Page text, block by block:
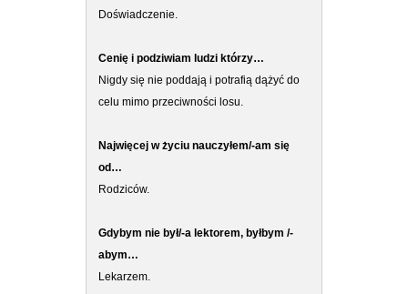
Doświadczenie.
Cenię i podziwiam ludzi którzy…
Nigdy się nie poddają i potrafią dążyć do
celu mimo przeciwności losu.
Najwięcej w życiu nauczyłem/-am się
od…
Rodziców.
Gdybym nie był/-a lektorem, byłbym /-
abym…
Lekarzem.